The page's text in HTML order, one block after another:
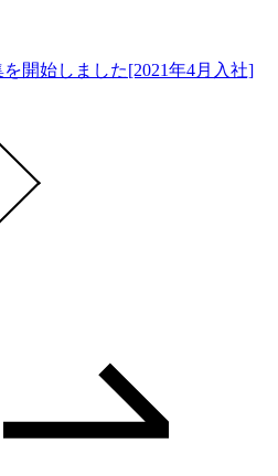
開始しました[2021年4月入社]